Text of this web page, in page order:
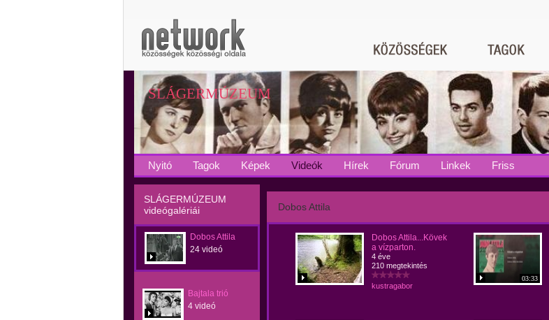
SLÁGERMÚZEUM
Nyitó Tagok Képek Videók Hírek Fórum Linkek Friss
SLÁGERMÚZEUM
videógalériái
Dobos Attila
24 videó
Bajtala trió
4 videó
Dobos Attila
Dobos Attila...Kövek
a vízparton.
4 éve
210 megtekintés
kustragabor
03:33